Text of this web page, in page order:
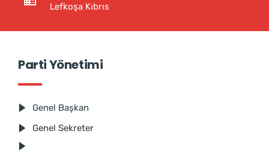
Lefkoşa Kıbrıs
Parti Yönetimi
Genel Başkan
Genel Sekreter